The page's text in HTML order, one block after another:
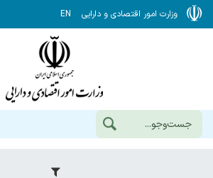
وزارت امور اقتصادی و دارایی EN